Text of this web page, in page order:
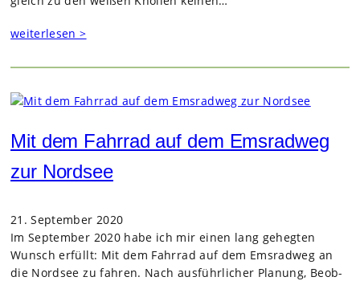
weiterlesen >
Mit dem Fahrrad auf dem Emsradweg
zur Nordsee
21. September 2020
Im Sep­tem­ber 2020 habe ich mir einen lang geheg­ten
Wunsch erfüllt: Mit dem Fahr­rad auf dem Ems­rad­weg an
die Nord­see zu fah­ren. Nach aus­führ­li­cher Pla­nung, Beob­